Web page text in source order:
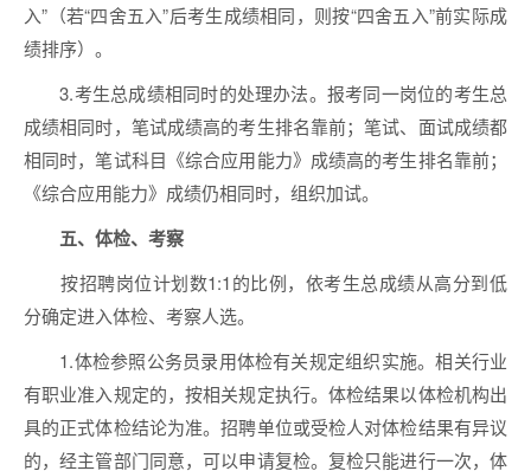
入”（若“四舍五入”后考生成绩相同，则按“四舍五入”前实际成
绩排序）。
3.考生总成绩相同时的处理办法。报考同一岗位的考生总
成绩相同时，笔试成绩高的考生排名靠前；笔试、面试成绩都
相同时，笔试科目《综合应用能力》成绩高的考生排名靠前；
《综合应用能力》成绩仍相同时，组织加试。
五、体检、考察
按招聘岗位计划数1:1的比例，依考生总成绩从高分到低
分确定进入体检、考察人选。
1.体检参照公务员录用体检有关规定组织实施。相关行业
有职业准入规定的，按相关规定执行。体检结果以体检机构出
具的正式体检结论为准。招聘单位或受检人对体检结果有异议
的，经主管部门同意，可以申请复检。复检只能进行一次，体